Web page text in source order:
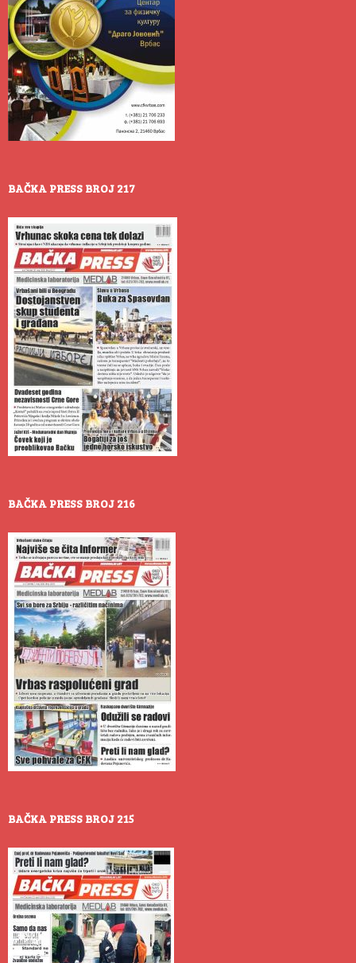
BAČKA PRESS BROJ 217
BAČKA PRESS BROJ 216
BAČKA PRESS BROJ 215